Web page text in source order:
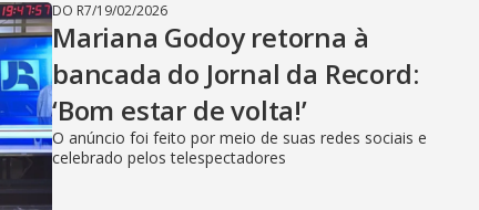
DO R7/19/02/2026
Mariana Godoy retorna à
bancada do Jornal da Record:
‘Bom estar de volta!’
O anúncio foi feito por meio de suas redes sociais e
celebrado pelos telespectadores